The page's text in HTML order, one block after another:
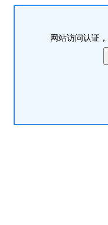
网站访问认证